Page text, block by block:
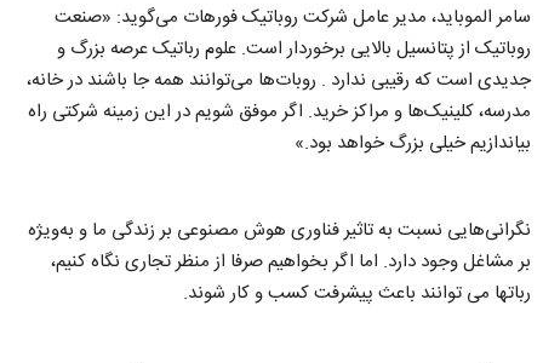
سامر الموباید،‌ مدیر عامل شرکت روباتیک فورهات می‌گوید:‌ «صنعت
روباتیک از پتانسیل بالایی برخوردار است. علوم رباتیک عرصه بزرگ و
جدیدی است که رقیبی ندارد . روبات‌ها می‌توانند همه جا باشند در خانه،‌
مدرسه،‌ کلینیک‌ها و مراکز خرید. اگر موفق شویم در این زمینه شرکتی راه
بیاندازیم خیلی بزرگ خواهد بود.»
نگرانی‌هایی نسبت به تاثیر فناوری هوش مصنوعی بر زندگی ما و به‌ویژه
بر مشاغل وجود دارد. اما اگر بخواهیم صرفا از منظر تجاری نگاه کنیم،
رباتها می توانند باعث پیشرفت کسب و کار شوند.